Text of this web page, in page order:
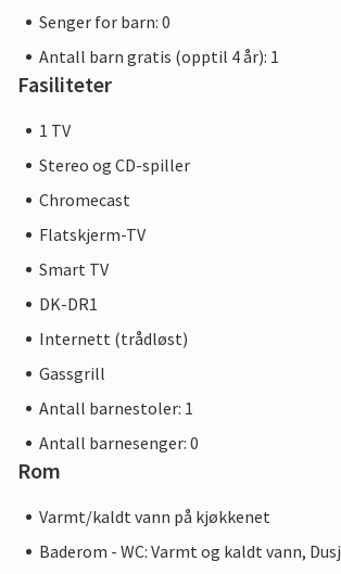
Senger for barn: 0
Antall barn gratis (opptil 4 år): 1
Fasiliteter
1 TV
Stereo og CD-spiller
Chromecast
Flatskjerm-TV
Smart TV
DK-DR1
Internett (trådløst)
Gassgrill
Antall barnestoler: 1
Antall barnesenger: 0
Rom
Varmt/kaldt vann på kjøkkenet
Baderom - WC: Varmt og kaldt vann, Dusj